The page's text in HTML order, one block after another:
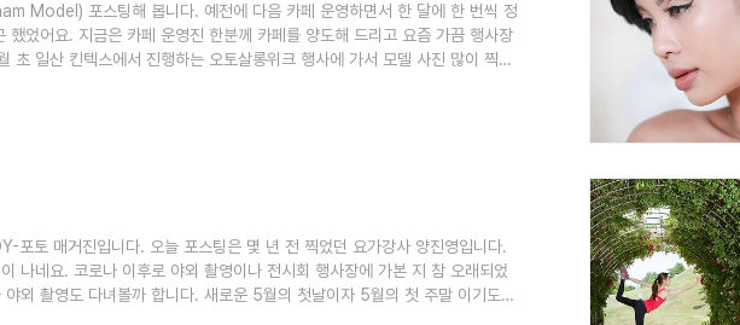
Model) 포스팅해 봅니다. 예전에 다음 카페 운영하면서 한 달에 한 번씩 정
했었어요. 지금은 카페 운영진 한분께 카페를 양도해 드리고 요즘 가끔 행사장
초 일산 킨텍스에서 진행하는 오토살롱위크 행사에 가서 모델 사진 많이 찍어
포토 매거진입니다. 오늘 포스팅은 몇 년 전 찍었던 요가강사 양진영입니다.
나네요. 코로나 이후로 야외 촬영이나 전시회 행사장에 가본 지 참 오래되었
외 촬영도 다녀볼까 합니다. 새로운 5월의 첫날이자 5월의 첫 주말 이기도